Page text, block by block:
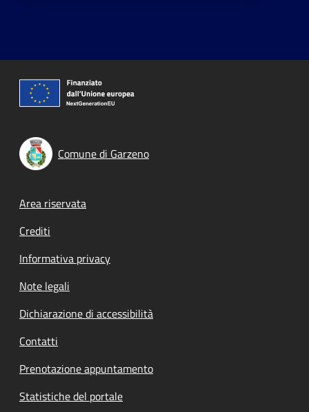
Comune di Garzeno
Footer menu
Area riservata
Crediti
Informativa privacy
Note legali
Dichiarazione di accessibilità
Contatti
Prenotazione appuntamento
Statistiche del portale